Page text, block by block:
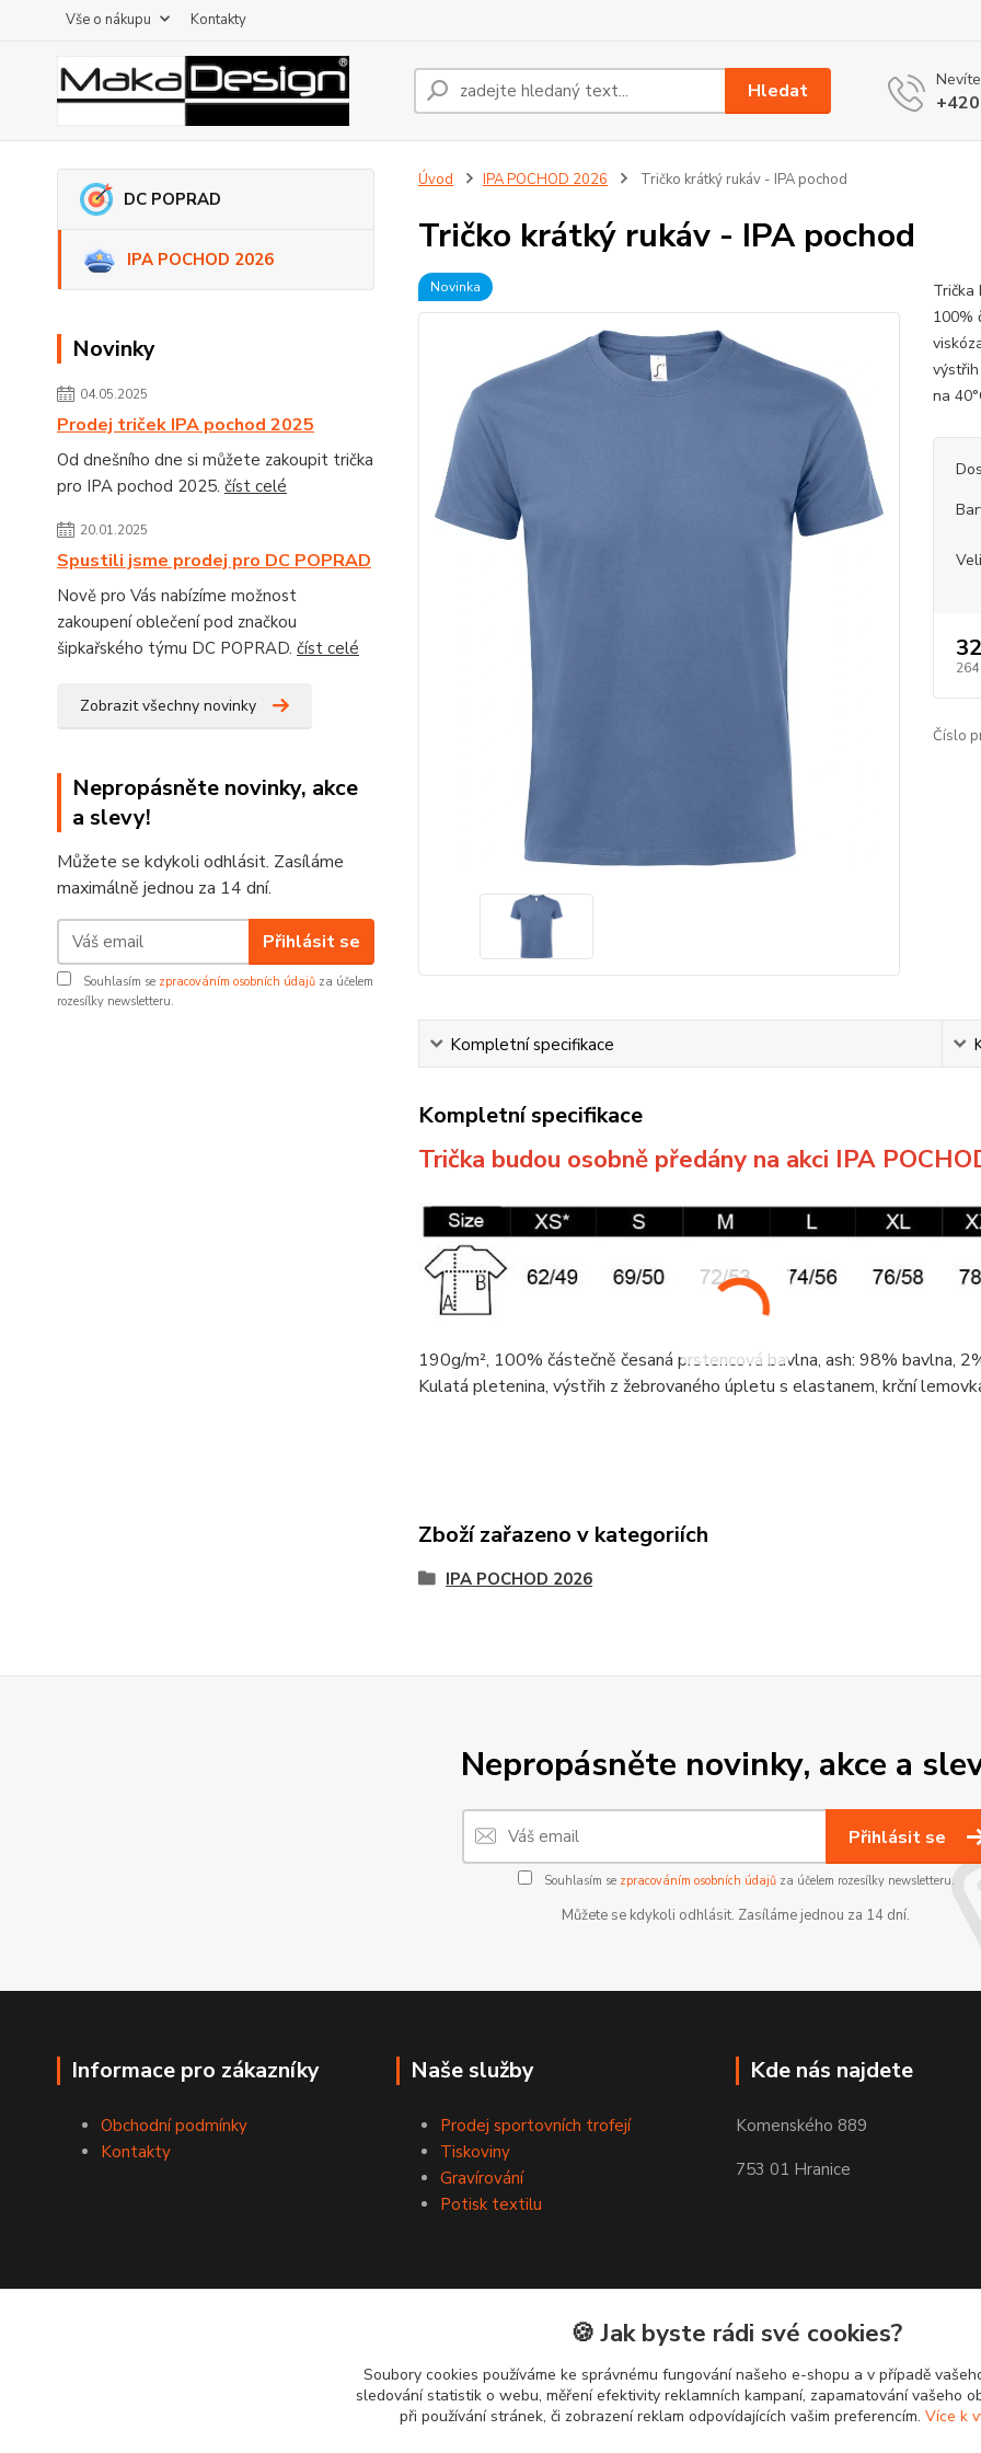
Vše o nákupu Kontakty
Hledat
DC POPRAD
IPA POCHOD 2026
Novinky
04.05.2025
Prodej triček IPA pochod 2025
Od dnešního dne si můžete zakoupit trička
pro IPA pochod 2025. číst celé
20.01.2025
Spustili jsme prodej pro DC POPRAD
Nově pro Vás nabízíme možnost
zakoupení oblečení pod značkou
šipkařského týmu DC POPRAD. číst celé
Zobrazit všechny novinky
Nepropásněte novinky, akce
a slevy!
Můžete se kdykoli odhlásit. Zasíláme
maximálně jednou za 14 dní.
Přihlásit se
Souhlasím se zpracováním osobních údajů za účelem
rozesílky newsletteru.
Úvod IPA POCHOD 2026 Tričko krátký rukáv - IPA pochod
Tričko krátký rukáv - IPA pochod
Novinka
Trička
100%
na
264
Číslo
Kompletní specifikace
Kompletní specifikace
Trička budou osobně předány na akci IPA
190g/m², 100% částečně česaná prstencová bavlna, ash: 98% bavlna,
Kulatá pletenina, výstřih z žebrovaného úpletu s elastanem, krční
Zboží zařazeno v kategoriích
IPA POCHOD 2026
Nepropásněte novinky, akce a
Přihlásit se
Souhlasím se zpracováním osobních údajůza účelem rozesílky newsletteru.
Můžete se kdykoli odhlásit. Zasíláme jednou za 14 dní.
Informace pro zákazníky
Obchodní podmínky
Kontakty
Naše služby
Prodej sportovních trofejí
Tiskoviny
Gravírování
Potisk textilu
Kde nás najdete
Komenského 889
753 01 Hranice
🍪 Jak byste rádi své cookies?
Soubory cookies používáme ke správnému fungování našeho e-shopu a v případě
sledování statistik o webu, měření efektivity reklamních kampaní, zapamatování vašeho
při používání stránek, či zobrazení reklam odpovídajících vašim preferencím. Více k